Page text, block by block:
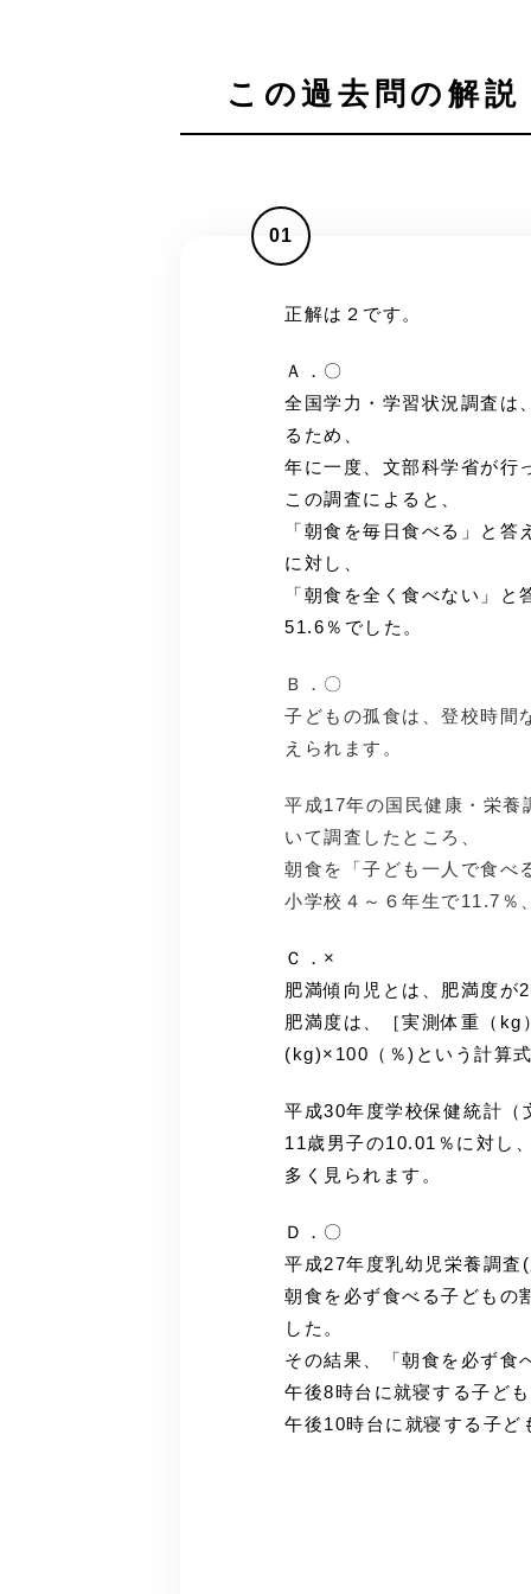
この過去問の解説
01
正解は２です。
Ａ．〇
全国学力・学習状況調査は
るため、
年に一度、文部科学省が行
この調査によると、
「朝食を毎日食べる」と
に対し、
「朝食を全く食べない」
51.6％でした。
Ｂ．〇
子どもの孤食は、登校時間
えられます。
平成17年の国民健康・栄養
いて調査したところ、
朝食を「子ども一人で食べ
小学校４～６年生で11.7％
Ｃ．×
肥満傾向児とは、肥満度が
肥満度は、［実測体重（
(kg)×100（％)という計算式
平成30年度学校保健統計（
11歳男子の10.01％に対し
多く見られます。
Ｄ．〇
平成27年度乳幼児栄養調査
朝食を必ず食べる子どもの
した。
その結果、「朝食を必ず食
午後8時台に就寝する子ど
午後10時台に就寝する子ど